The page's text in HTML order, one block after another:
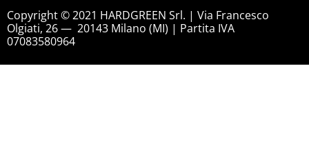
Copyright © 2021 HARDGREEN Srl. | Via Francesco
Olgiati, 26 — 20143 Milano (MI) | Partita IVA
07083580964